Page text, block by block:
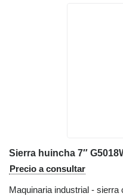
Sierra huincha 7″
Precio a consultar
Maquinaria industrial -